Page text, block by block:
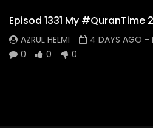
Episod 1331 My #QuranTime
AZRUL HELMI 4 DAYS AGO -
0
0 0